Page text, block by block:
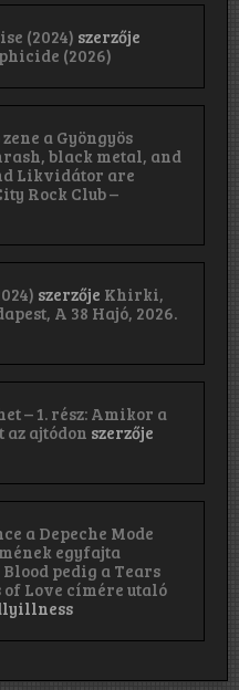
(2024) szerzője
(2026)
a Gyöngyös
black metal, and
Likvidátor are
Rock Club –
szerzője Khirki,
A 38 Hajó, 2026.
– 1. rész: Amikor a
az ajtódon szerzője
a Depeche Mode
egyfajta
pedig a Tears
of Love címére utaló